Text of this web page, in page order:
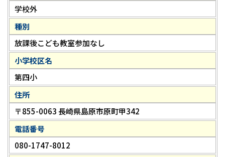
学校外
種別
放課後こども教室参加なし
小学校区名
第四小
住所
〒855-0063 長崎県島原市原町甲342
電話番号
080-1747-8012